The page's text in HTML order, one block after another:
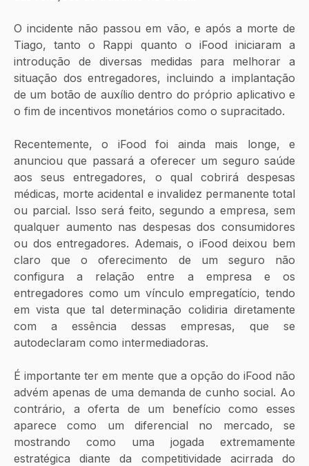
O incidente não passou em vão, e após a morte de
Tiago, tanto o Rappi quanto o iFood iniciaram a
introdução de diversas medidas para melhorar a
situação dos entregadores, incluindo a implantação
de um botão de auxílio dentro do próprio aplicativo e
o fim de incentivos monetários como o supracitado.
Recentemente, o iFood foi ainda mais longe, e
anunciou que passará a oferecer um seguro saúde
aos seus entregadores, o qual cobrirá despesas
médicas, morte acidental e invalidez permanente total
ou parcial. Isso será feito, segundo a empresa, sem
qualquer aumento nas despesas dos consumidores
ou dos entregadores. Ademais, o iFood deixou bem
claro que o oferecimento de um seguro não
configura a relação entre a empresa e os
entregadores como um vínculo empregatício, tendo
em vista que tal determinação colidiria diretamente
com a essência dessas empresas, que se
autodeclaram como intermediadoras.
É importante ter em mente que a opção do iFood não
advém apenas de uma demanda de cunho social. Ao
contrário, a oferta de um benefício como esses
aparece como um diferencial no mercado, se
mostrando como uma jogada extremamente
estratégica diante da competitividade acirrada do